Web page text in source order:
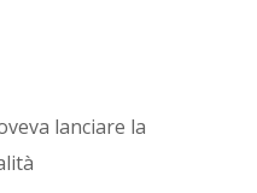
lanciare la